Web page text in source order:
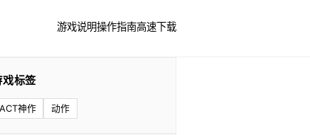
游戏说明操作指南高速下载
戏标签
ACT神作 动作